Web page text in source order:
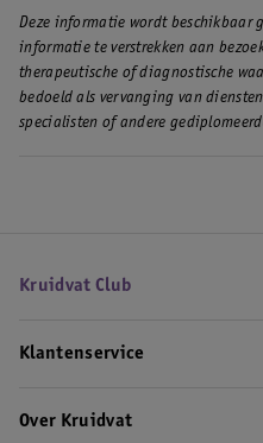
Deze informatie wordt beschikbaar
informatie te verstrekken aan
therapeutische of diagnostische
bedoeld als vervanging van
specialisten of andere
Kruidvat Club
Klantenservice
Over Kruidvat